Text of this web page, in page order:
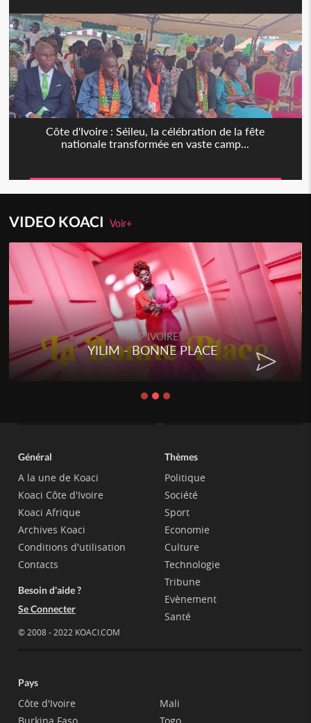
Côte d'Ivoire : Séileu, la célébration de la fête
nationale transformée en vaste camp...
VIDEO KOACIVoir+
RAP IVOIRE
YILIM - BONNE PLACE
Général
A la une de Koaci
Koaci Côte d'Ivoire
Koaci Afrique
Archives Koaci
Conditions d'utilisation
Contacts
Besoin d'aide ?
Se Connecter
© 2008 - 2022 KOACI.COM
Thèmes
Politique
Société
Sport
Economie
Culture
Technologie
Tribune
Evènement
Santé
Pays
Côte d'Ivoire
Mali